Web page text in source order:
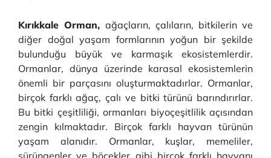
Kırıkkale Orman, ağaçların, çalıların, bitkilerin ve
diğer doğal yaşam formlarının yoğun bir şekilde
bulunduğu büyük ve karmaşık ekosistemlerdir.
Ormanlar, dünya üzerinde karasal ekosistemlerin
önemli bir parçasını oluşturmaktadırlar. Ormanlar,
birçok farklı ağaç, çalı ve bitki türünü barındırırlar.
Bu bitki çeşitliliği, ormanları biyoçeşitlilik açısından
zengin kılmaktadır. Birçok farklı hayvan türünün
yaşam alanıdır. Ormanlar, kuşlar, memeliler,
sürüngenler ve böcekler gibi birçok farklı hayvanı